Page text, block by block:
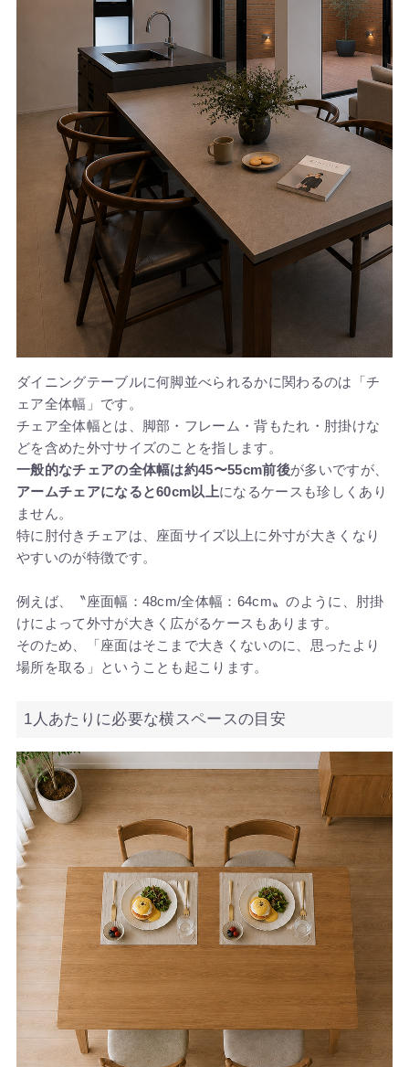
ダイニングテーブルに何脚並べられるかに関わるのは「チ
ェア全体幅」です。
チェア全体幅とは、脚部・フレーム・背もたれ・肘掛けな
どを含めた外寸サイズのことを指します。
一般的なチェアの全体幅は約45〜55cm前後が多いですが、
アームチェアになると60cm以上になるケースも珍しくあり
ません。
特に肘付きチェアは、座面サイズ以上に外寸が大きくなり
やすいのが特徴です。
例えば、〝座面幅：48cm/全体幅：64cm〟のように、肘掛
けによって外寸が大きく広がるケースもあります。
そのため、「座面はそこまで大きくないのに、思ったより
場所を取る」ということも起こります。
1人あたりに必要な横スペースの目安